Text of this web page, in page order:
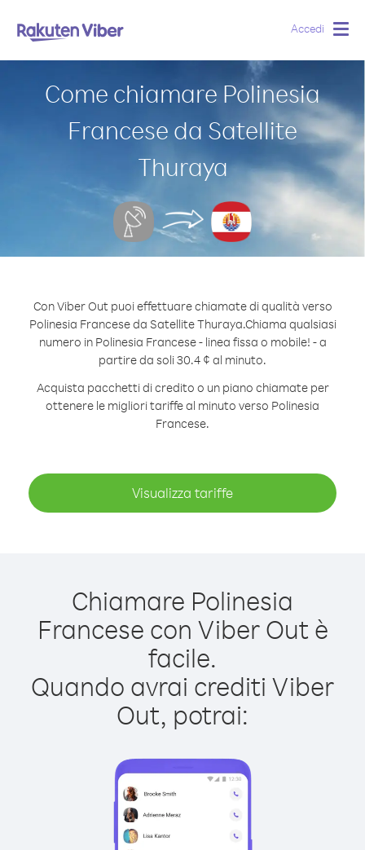
Accedi
Come chiamare Polinesia
Francese da Satellite
Thuraya
Con Viber Out puoi effettuare chiamate di qualità verso
Polinesia Francese da Satellite Thuraya.Chiama qualsiasi
numero in Polinesia Francese - linea fissa o mobile! - a
partire da soli 30.4 ¢ al minuto.
Acquista pacchetti di credito o un piano chiamate per
ottenere le migliori tariffe al minuto verso Polinesia
Francese.
Visualizza tariffe
Chiamare Polinesia
Francese con Viber Out è
facile.
Quando avrai crediti Viber
Out, potrai: